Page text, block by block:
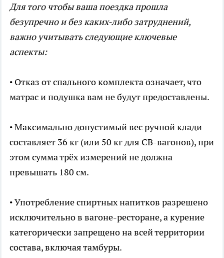
Для того чтобы ваша поездка прошла
безупречно и без каких-либо затруднений,
важно учитывать следующие ключевые
аспекты:
• Отказ от спального комплекта означает, что
матрас и подушка вам не будут предоставлены.
• Максимально допустимый вес ручной клади
составляет 36 кг (или 50 кг для СВ-вагонов), при
этом сумма трёх измерений не должна
превышать 180 см.
• Употребление спиртных напитков разрешено
исключительно в вагоне-ресторане, а курение
категорически запрещено на всей территории
состава, включая тамбуры.